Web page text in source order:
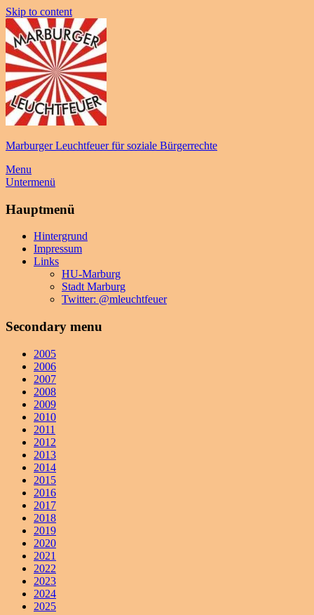
Skip to content
Marburger Leuchtfeuer für soziale Bürgerrechte
Menu
Untermenü
Hauptmenü
Hintergrund
Impressum
Links
HU-Marburg
Stadt Marburg
Twitter: @mleuchtfeuer
Secondary menu
2005
2006
2007
2008
2009
2010
2011
2012
2013
2014
2015
2016
2017
2018
2019
2020
2021
2022
2023
2024
2025